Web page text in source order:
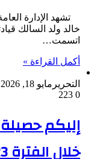
تشهد الإدارة
خالد ولد السالك
اتسمت…
أكمل القراءة »
التحرير مايو 18, 2026
0
إليكم حصيلة
خلال الفترة 2023 – 2026